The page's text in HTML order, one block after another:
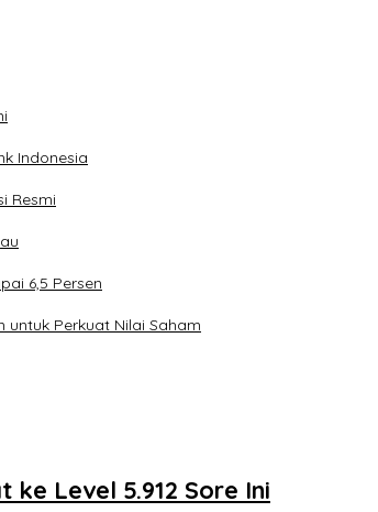
Indonesia
Resmi
6,5 Persen
untuk Perkuat Nilai Saham
ke Level 5.912 Sore Ini